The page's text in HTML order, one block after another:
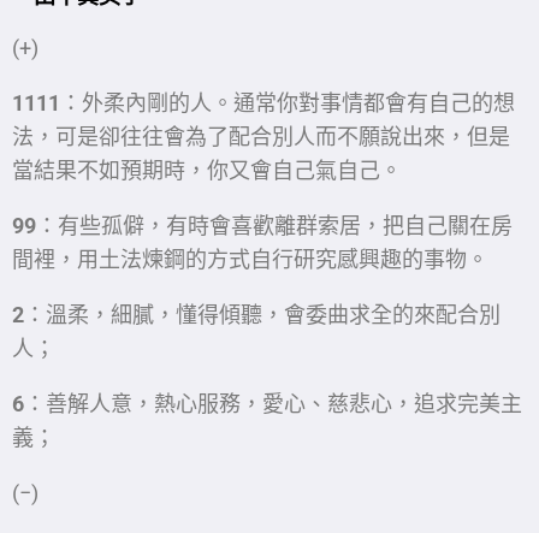
(+)
1111 ：外柔內剛的人。通常你對事情都會有自己的想
法，可是卻往往會為了配合別人而不願說出來，但是
當結果不如預期時，你又會自己氣自己。
99 ：有些孤僻，有時會喜歡離群索居，把自己關在房
間裡，用土法煉鋼的方式自行研究感興趣的事物。
2 ：溫柔，細膩，懂得傾聽，會委曲求全的來配合別
人；
6 ：善解人意，熱心服務，愛心、慈悲心，追求完美主
義；
(−)